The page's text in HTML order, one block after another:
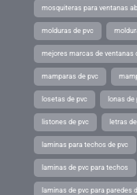
mosquiteras para ventanas
molduras de pvc
mejores marcas de ventanas
mamparas de pvc
losetas de pvc lonas de
listones de pvc letras
laminas para techos de pvc
laminas de pvc para techos
laminas de pvc para paredes